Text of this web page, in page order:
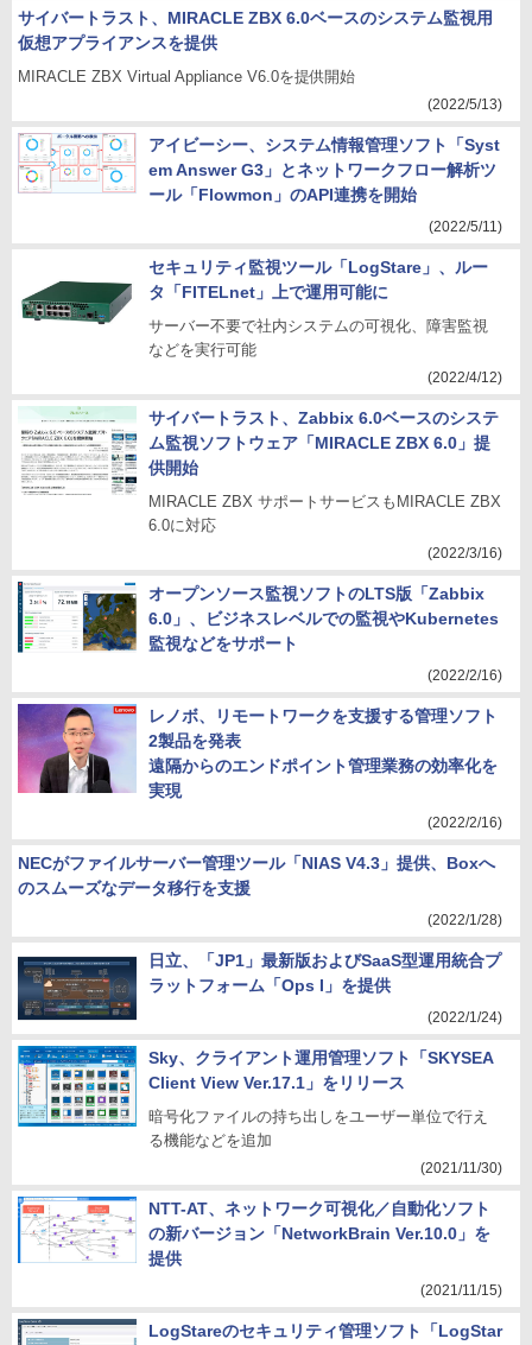
サイバートラスト、MIRACLE ZBX 6.0ベースのシステム監視用
仮想アプライアンスを提供
MIRACLE ZBX Virtual Appliance V6.0を提供開始
(2022/5/13)
アイビーシー、システム情報管理ソフト「Syst
em Answer G3」とネットワークフロー解析ツ
ール「Flowmon」のAPI連携を開始
(2022/5/11)
セキュリティ監視ツール「LogStare」、ルー
タ「FITELnet」上で運用可能に
サーバー不要で社内システムの可視化、障害監視
などを実行可能
(2022/4/12)
サイバートラスト、Zabbix 6.0ベースのシステ
ム監視ソフトウェア「MIRACLE ZBX 6.0」提
供開始
MIRACLE ZBX サポートサービスもMIRACLE ZBX
6.0に対応
(2022/3/16)
オープンソース監視ソフトのLTS版「Zabbix
6.0」、ビジネスレベルでの監視やKubernetes
監視などをサポート
(2022/2/16)
レノボ、リモートワークを支援する管理ソフト
2製品を発表
遠隔からのエンドポイント管理業務の効率化を
実現
(2022/2/16)
NECがファイルサーバー管理ツール「NIAS V4.3」提供、Boxへ
のスムーズなデータ移行を支援
(2022/1/28)
日立、「JP1」最新版およびSaaS型運用統合プ
ラットフォーム「Ops I」を提供
(2022/1/24)
Sky、クライアント運用管理ソフト「SKYSEA
Client View Ver.17.1」をリリース
暗号化ファイルの持ち出しをユーザー単位で行え
る機能などを追加
(2021/11/30)
NTT-AT、ネットワーク可視化／自動化ソフト
の新バージョン「NetworkBrain Ver.10.0」を
提供
(2021/11/15)
LogStareのセキュリティ管理ソフト「LogStar